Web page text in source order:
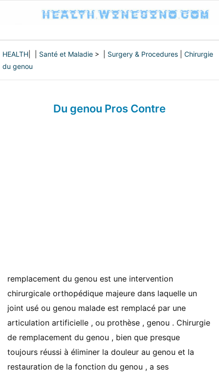
HEALTH Santé et Maladie > | Surgery & Procedures
Chirurgie
du genou
Du genou Pros Contre
remplacement du genou est une intervention
chirurgicale orthopédique majeure dans laquelle un
joint usé ou genou malade est remplacé par une
articulation artificielle , ou prothèse , genou . Chirurgie
de remplacement du genou , bien que presque
toujours réussi à éliminer la douleur au genou et la
restauration de la fonction du genou , a ses